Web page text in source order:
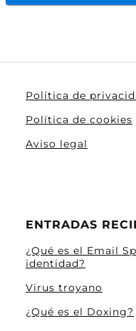
Política de
Política de cookies
Aviso legal
ENTRADAS
¿Qué es el Email
identidad?
Virus troyano
¿Qué es el Doxing?